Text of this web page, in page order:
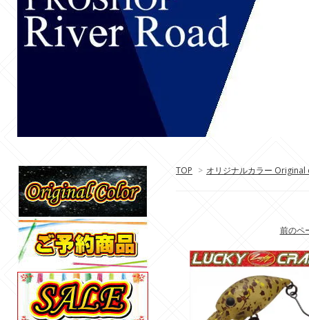
TOP > オリジナルカラー
前のペ